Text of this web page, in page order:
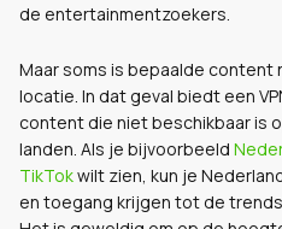
de entertainmentzoekers.
Maar soms is bepaalde content
locatie. In dat geval biedt een
content die niet beschikbaar is
landen. Als je bijvoorbeeld
TikTokwilt zien, kun je
en toegang krijgen tot de